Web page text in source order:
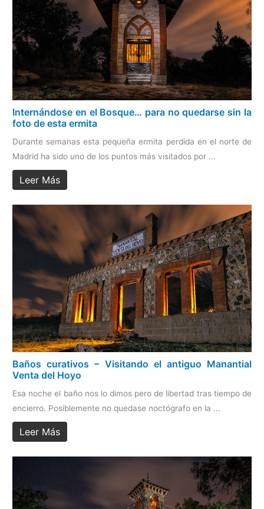
Internándose en el Bosque… para no quedarse sin la
foto de esta ermita
Durante semanas esta pequeña ermita perdida en el norte de
Madrid ha sido uno de los puntos más visitados por ...
Leer Más
Baños curativos – Visitando el antiguo Manantial
Venta del Hoyo
Esa noche el baño nos lo dimos pero de libertad tras tiempo de
encierro. Posiblemente no quedase noctógrafo en la ...
Leer Más